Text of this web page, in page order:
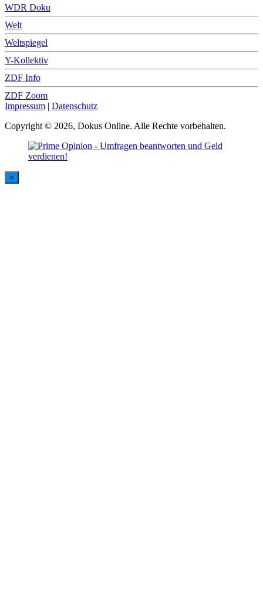
WDR Doku
Welt
Weltspiegel
Y-Kollektiv
ZDF Info
ZDF Zoom
Impressum | Datenschutz
Copyright © 2026, Dokus Online. Alle Rechte vorbehalten.
×